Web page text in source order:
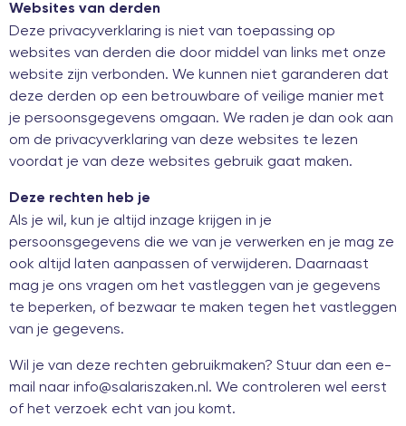
Websites van derden
Deze privacyverklaring is niet van toepassing op
websites van derden die door middel van links met onze
website zijn verbonden. We kunnen niet garanderen dat
deze derden op een betrouwbare of veilige manier met
je persoonsgegevens omgaan. We raden je dan ook aan
om de privacyverklaring van deze websites te lezen
voordat je van deze websites gebruik gaat maken.
Deze rechten heb je
Als je wil, kun je altijd inzage krijgen in je
persoonsgegevens die we van je verwerken en je mag ze
ook altijd laten aanpassen of verwijderen. Daarnaast
mag je ons vragen om het vastleggen van je gegevens
te beperken, of bezwaar te maken tegen het vastleggen
van je gegevens.
Wil je van deze rechten gebruikmaken? Stuur dan een e-
mail naar info@salariszaken.nl. We controleren wel eerst
of het verzoek echt van jou komt.